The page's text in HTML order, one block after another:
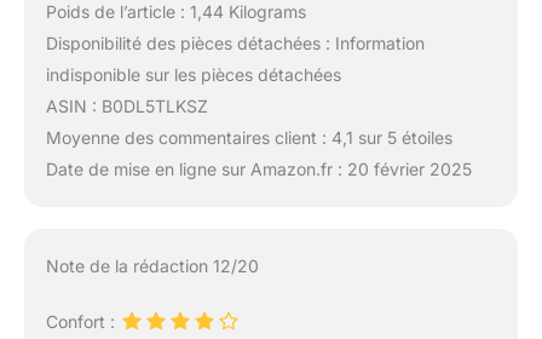
Poids de l’article : 1,44 Kilograms
Disponibilité des pièces détachées : Information
indisponible sur les pièces détachées
ASIN : B0DL5TLKSZ
Moyenne des commentaires client : 4,1 sur 5 étoiles
Date de mise en ligne sur Amazon.fr : 20 février 2025
Note de la rédaction 12/20
Confort :